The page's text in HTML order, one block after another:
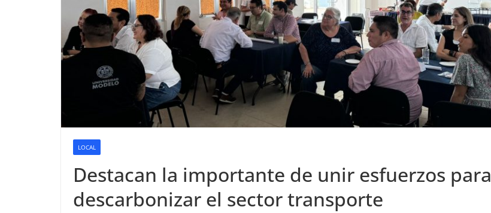
LOCAL
Destacan la importante de unir esfuerzos para
descarbonizar el sector transporte